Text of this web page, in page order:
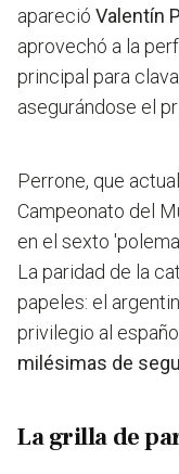
apareció Valentín
aprovechó a la
principal para
asegurándose el
Perrone, que
Campeonato del
en el sexto
La paridad de la
papeles: el
privilegio al
milésimas de
La grilla de